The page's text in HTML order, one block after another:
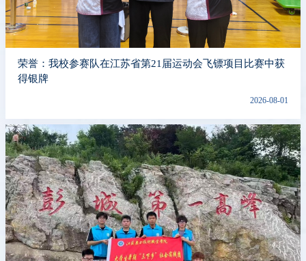
荣誉：我校参赛队在江苏省第21届运动会飞镖项目比赛中获
得银牌
2026-08-01